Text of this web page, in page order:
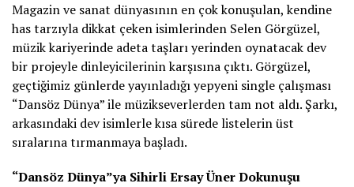
Magazin ve sanat dünyasının en çok konuşulan, kendine
has tarzıyla dikkat çeken isimlerinden Selen Görgüzel,
müzik kariyerinde adeta taşları yerinden oynatacak dev
bir projeyle dinleyicilerinin karşısına çıktı. Görgüzel,
geçtiğimiz günlerde yayınladığı yepyeni single çalışması
“Dansöz Dünya” ile müzikseverlerden tam not aldı. Şarkı,
arkasındaki dev isimlerle kısa sürede listelerin üst
sıralarına tırmanmaya başladı.
“Dansöz Dünya”ya Sihirli Ersay Üner Dokunuşu